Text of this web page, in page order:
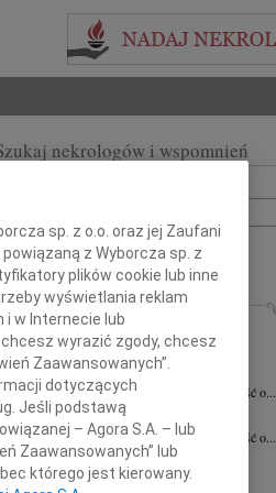
nekrologów i wspomnień
+ szukanie zaawansowane
NEKROLOGI
22.07.2026Białystok
Pani notariusz Halinie Dorocie Agaciak...
Paweł Niemyjski06.07.2026
Z głębokim smutkiem przyjęliśmy wiadomość o...
Jerzy Kulesza23.06.2026
Z głębokim smutkiem przyjęliśmy wiadomość o...
22.06.2026Białystok
Wyrazy szczerego współczucia i...
sp. z o.o. oraz jej Zaufani
powiązaną z Wyborcza sp. z
plików cookie lub inne
wyświetlania reklam
w Internecie lub
wyrazić zgody, chcesz
Zaawansowanych”.
dotyczących
Jeśli podstawą
– Agora S.A. – lub
Zaawansowanych” lub
którego jest kierowany.